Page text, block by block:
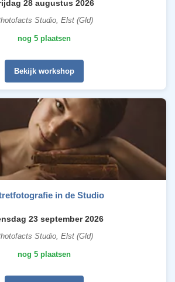
28 augustus 2026
Studio, Elst (Gld)
nog 5 plaatsen
Bekijk workshop
in de Studio
23 september 2026
Studio, Elst (Gld)
nog 5 plaatsen